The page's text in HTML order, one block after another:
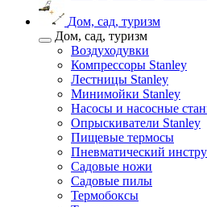
Дом, сад, туризм
Дом, сад, туризм
Воздуходувки
Компрессоры Stanley
Лестницы Stanley
Минимойки Stanley
Насосы и насосные
Опрыскиватели Stanley
Пищевые термосы
Пневматический
Садовые ножи
Садовые пилы
Термобоксы